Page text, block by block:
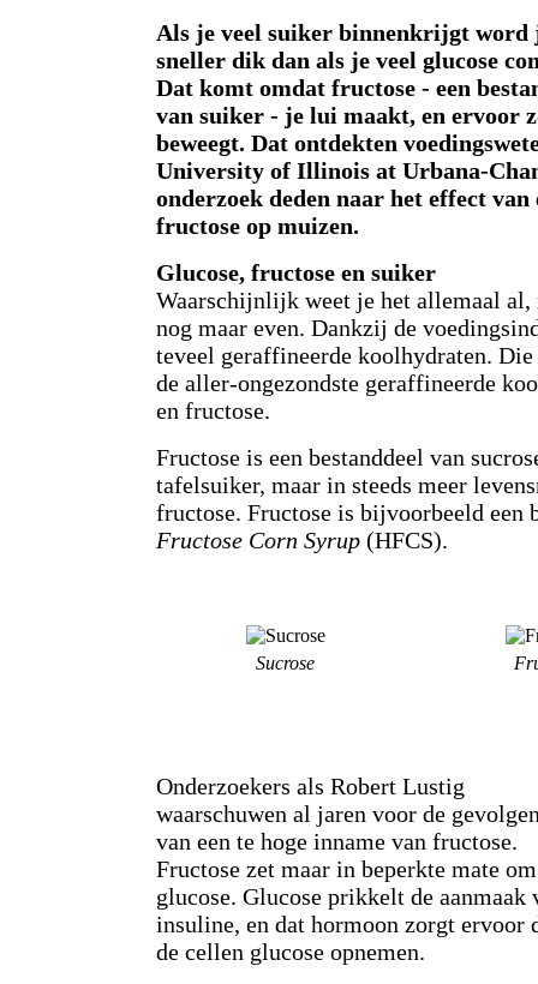
Als je veel suiker binnenkrijgt word
sneller dik dan als je veel glucose
Dat komt omdat fructose - een
van suiker - je lui maakt, en ervoor
beweegt. Dat ontdekten
University of Illinois at Urbana-
onderzoek deden naar het effect van
fructose op muizen.
Glucose, fructose en suiker
Waarschijnlijk weet je het allemaal al,
nog maar even. Dankzij de
teveel geraffineerde koolhydraten.
de aller-ongezondste geraffineerde
en fructose.
Fructose is een bestanddeel van
tafelsuiker, maar in steeds meer
fructose. Fructose is bijvoorbeeld een
Fructose Corn Syrup (HFCS).
Sucrose
Onderzoekers als Robert Lustig
waarschuwen al jaren voor de
van een te hoge inname van fructose.
Fructose zet maar in beperkte mate
glucose. Glucose prikkelt de aanmaak
insuline, en dat hormoon zorgt ervoor
de cellen glucose opnemen.